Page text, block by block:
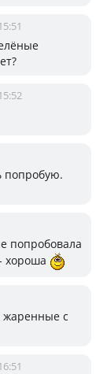
попробую.
попробовала
хороша
жаренные с